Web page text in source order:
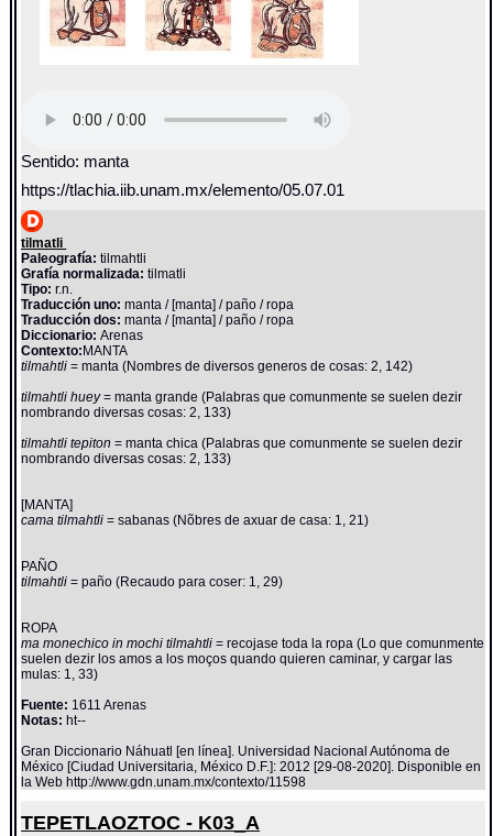
Sentido: manta
https://tlachia.iib.unam.mx/elemento/05.07.01
tilmatli
Paleografía: tilmahtli
Grafía normalizada: tilmatli
Tipo: r.n.
Traducción uno: manta / [manta] / paño / ropa
Traducción dos: manta / [manta] / paño / ropa
Diccionario:Arenas
Contexto: MANTA
tilmahtli= manta (Nombres de diversos generos de cosas: 2, 142)
tilmahtli huey= manta grande (Palabras que comunmente se suelen dezir
nombrando diversas cosas: 2, 133)
tilmahtli tepiton= manta chica (Palabras que comunmente se suelen dezir
nombrando diversas cosas: 2, 133)
[MANTA]
cama tilmahtli= sabanas (Nõbres de axuar de casa: 1, 21)
PAÑO
tilmahtli= paño (Recaudo para coser: 1, 29)
ROPA
ma monechico in mochi tilmahtli= recojase toda la ropa (Lo que comunmente
suelen dezir los amos a los moços quando quieren caminar, y cargar las
mulas: 1, 33)
Fuente: 1611 Arenas
Notas: ht--
Gran Diccionario Náhuatl [en línea]. Universidad Nacional Autónoma de
México [Ciudad Universitaria, México D.F.]: 2012 [29-08-2020]. Disponible en
la Web http://www.gdn.unam.mx/contexto/11598
TEPETLAOZTOC - K03_A